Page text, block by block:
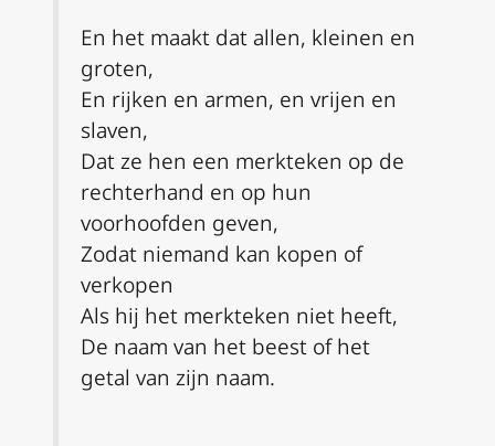
En het maakt dat allen, kleinen en
groten,
En rijken en armen, en vrijen en
slaven,
Dat ze hen een merkteken op de
rechterhand en op hun
voorhoofden geven,
Zodat niemand kan kopen of
verkopen
Als hij het merkteken niet heeft,
De naam van het beest of het
getal van zijn naam.